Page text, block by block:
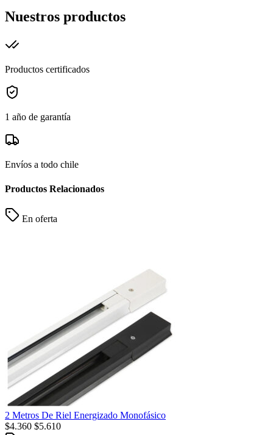
Nuestros productos
Productos certificados
1 año de garantía
Envíos a todo chile
Productos Relacionados
En oferta
2 Metros De Riel Energizado Monofásico
$4.360 $5.610